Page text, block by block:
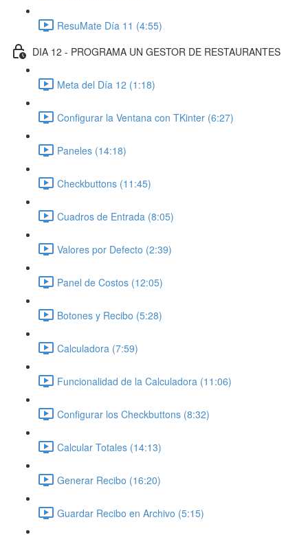
ResuMate Día 11 (4:55)
DIA 12 - PROGRAMA UN GESTOR DE RESTAURANTES
Meta del Día 12 (1:18)
Configurar la Ventana con TKinter (6:27)
Paneles (14:18)
Checkbuttons (11:45)
Cuadros de Entrada (8:05)
Valores por Defecto (2:39)
Panel de Costos (12:05)
Botones y Recibo (5:28)
Calculadora (7:59)
Funcionalidad de la Calculadora (11:06)
Configurar los Checkbuttons (8:32)
Calcular Totales (14:13)
Generar Recibo (16:20)
Guardar Recibo en Archivo (5:15)